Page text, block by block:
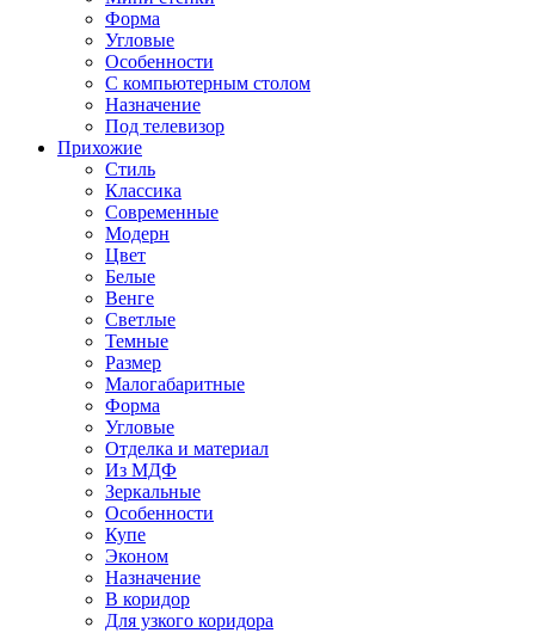
Форма
Угловые
Особенности
С компьютерным столом
Назначение
Под телевизор
Прихожие
Стиль
Классика
Современные
Модерн
Цвет
Белые
Венге
Светлые
Темные
Размер
Малогабаритные
Форма
Угловые
Отделка и материал
Из МДФ
Зеркальные
Особенности
Купе
Эконом
Назначение
В коридор
Для узкого коридора